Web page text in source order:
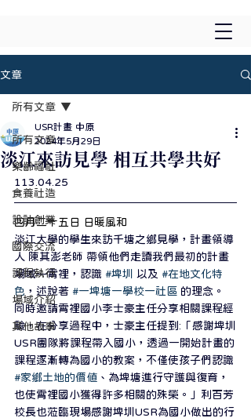
文章
所有文章
樂齡福祉
食養社造
設計創業
國際交流
課程執行
場域介紹
其他故事
所有文章
淡江來訪見學 相互共學共好
USR計畫 中原
2024年5月29日
113.04.25
四月二十五日 日暖風和
淡江大學的學生來訪千塘之鄉見學，計畫領導
人 陳其澎老師 帶領他們走讀我們最初的計畫
場域—霄裡，認識 #埤圳 以及 #在地文化特
色 ，述說著 #一埤塘一學校一社區 的理念。
同時邀請霄裡國小李士豪主任分享相關課程經
驗，在分享過程中，士豪主任提到:「感謝埤圳
USR團隊將課程帶入國小，透過一開始計畫的
課程逐漸轉為國小的教案，不僅使孩子們認識
#家鄉土地的價值 、為埤塘進行守護與復育，
也使霄裡國小獲得許多相關的殊榮。」利百芳
校長也蒞臨現場感謝埤圳USR為國小做出的行